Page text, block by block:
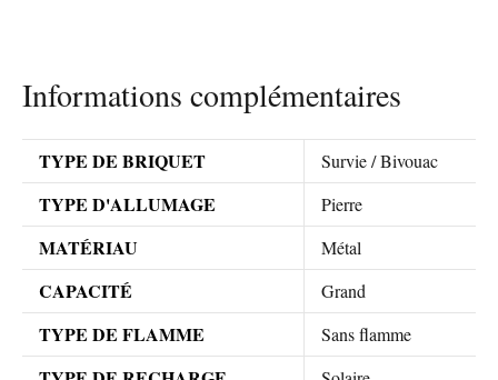
Informations complémentaires
TYPE DE BRIQUET Survie / Bivouac
TYPE D'ALLUMAGE Pierre
MATÉRIAU Métal
CAPACITÉ Grand
TYPE DE FLAMME Sans flamme